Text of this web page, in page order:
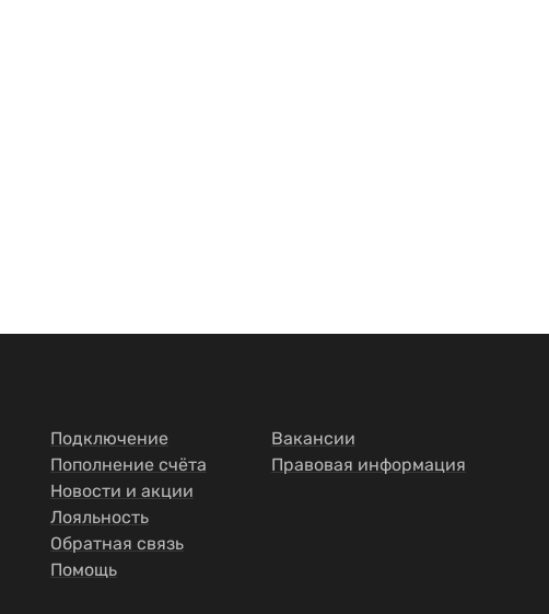
Подключение
Пополнение счёта
Новости и акции
Лояльность
Обратная связь
Помощь
Вакансии
Правовая информация